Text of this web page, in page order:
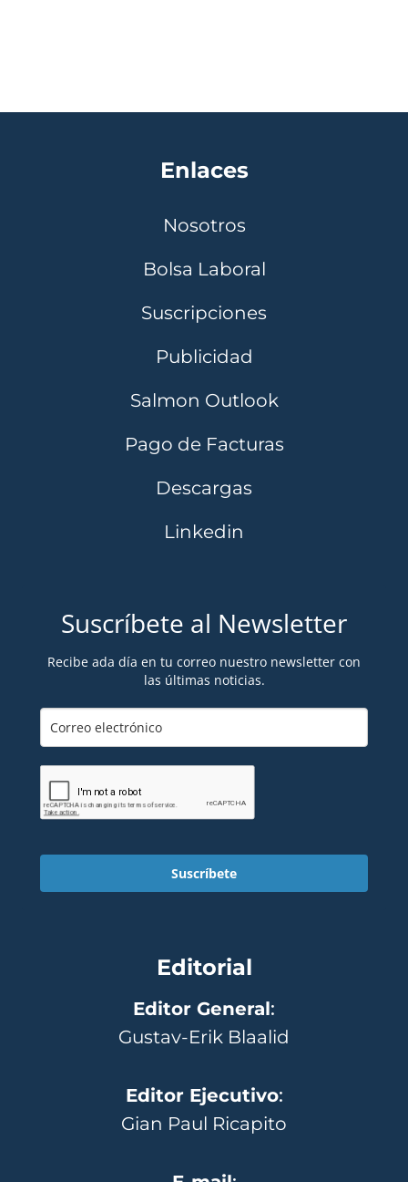
Enlaces
Nosotros
Bolsa Laboral
Suscripciones
Publicidad
Salmon Outlook
Pago de Facturas
Descargas
Linkedin
Suscríbete al Newsletter
Recibe ada día en tu correo nuestro newsletter con
las últimas noticias.
Suscríbete
Editorial
Editor General:
Gustav-Erik Blaalid
Editor Ejecutivo:
Gian Paul Ricapito